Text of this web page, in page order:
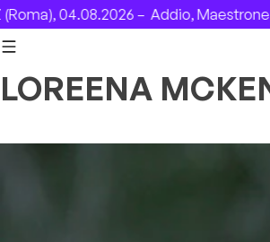
Skip to content
04.08.2026 –Addio, Maestrone –
LOREENA